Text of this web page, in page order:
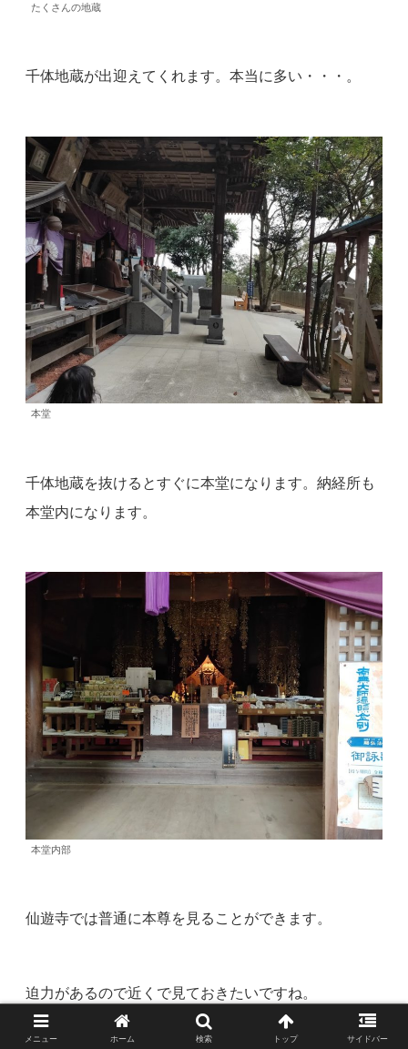
たくさんの地蔵
千体地蔵が出迎えてくれます。本当に多い・・・。
本堂
千体地蔵を抜けるとすぐに本堂になります。納経所も
本堂内になります。
本堂内部
仙遊寺では普通に本尊を見ることができます。
迫力があるので近くで見ておきたいですね。
メニュー ホーム 検索 トップ サイドバー